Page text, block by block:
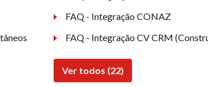
FAQ - Integração CONAZ
FAQ - Integração CV CRM
Ver todos (22)